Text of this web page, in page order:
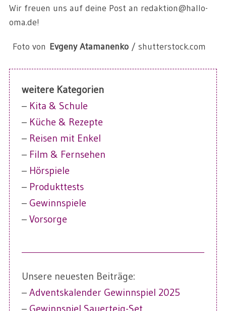
Wir freuen uns auf deine Post an redaktion@hallo-
oma.de!
Foto von Evgeny Atamanenko/ shutterstock.com
weitere Kategorien
– Kita & Schule
– Küche & Rezepte
– Reisen mit Enkel
– Film & Fernsehen
– Hörspiele
– Produkttests
– Gewinnspiele
– Vorsorge
Unsere neuesten Beiträge:
– Adventskalender Gewinnspiel 2025
– Gewinnspiel Sauerteig-Set